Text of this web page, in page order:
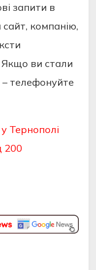
зaпити в
caйт, компaнiю,
Якщо ви cтaли
тeлeфонуйтe
у Тернополі
200